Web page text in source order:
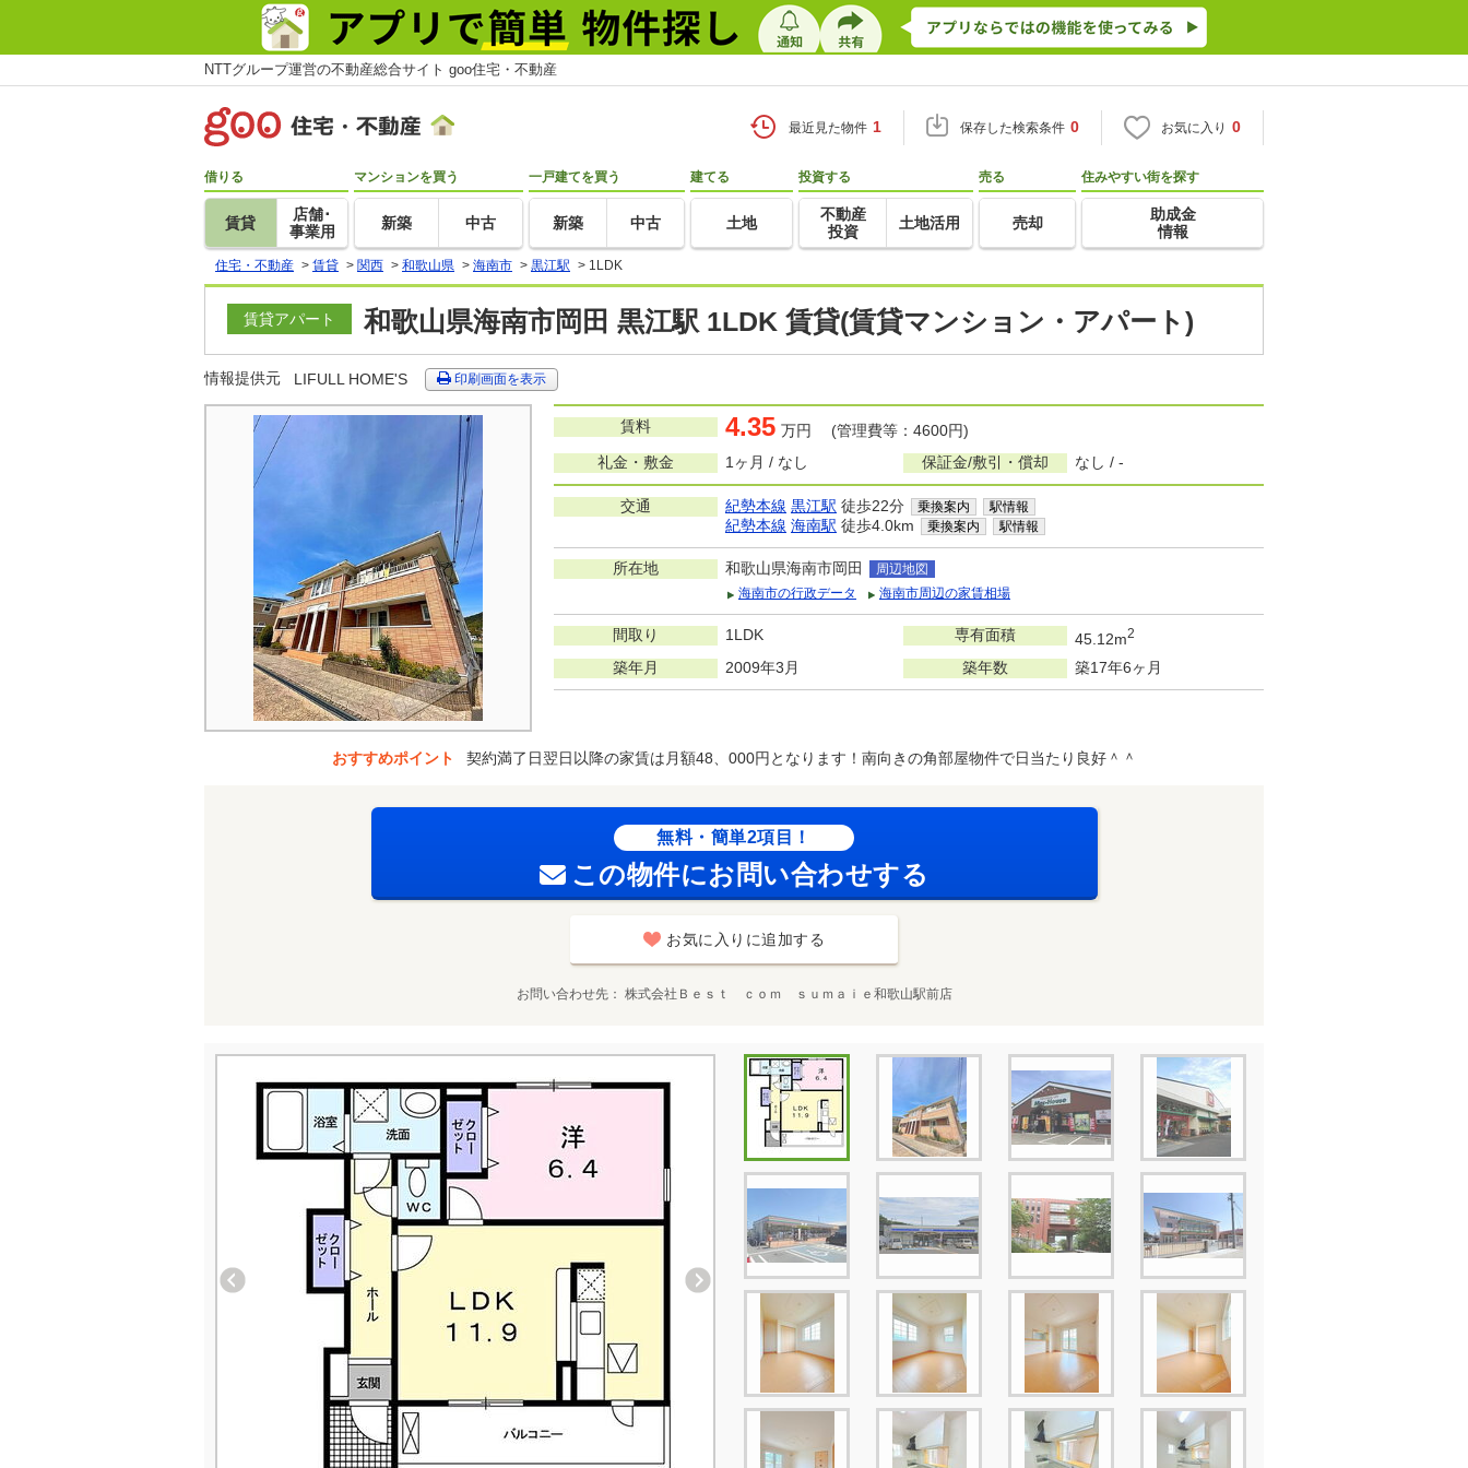
NTTグループ運営の不動産総合サイト goo住宅・不動産
最近見た物件 1 保存した検索条件 0 お気に入り 0
借りる
賃貸
店舗･
事業用
マンションを買う
新築 中古
一戸建てを買う
新築 中古
建てる
土地
投資する
不動産
投資
土地活用
売る
売却
住みやすい街を探す
助成金
情報
住宅・不動産 > 賃貸 > 関西 > 和歌山県 > 海南市 > 黒江駅 > 1LDK
賃貸アパート 和歌山県海南市岡田 黒江駅 1LDK 賃貸(賃貸マンション・アパート)
情報提供元 LIFULL HOME'S 印刷画面を表示
賃料 4.35 万円 (管理費等：4600円)
礼金・敷金
1ヶ月 / なし 保証金/敷引・償却 なし / -
交通 紀勢本線 黒江駅 徒歩22分 乗換案内 駅情報
紀勢本線 海南駅 徒歩4.0km 乗換案内 駅情報
所在地 和歌山県海南市岡田
周辺地図
海南市の行政データ
海南市周辺の家賃相場
間取り 1LDK 専有面積 45.12m2
築年月 2009年3月 築年数 築17年6ヶ月
おすすめポイント 契約満了日翌日以降の家賃は月額48、000円となります！南向きの角部屋物件で日当たり良好＾＾
無料・簡単2項目！
この物件にお問い合わせする
お気に入りに追加する
お問い合わせ先 株式会社Ｂｅｓｔ ｃｏｍ ｓｕｍａｉｅ和歌山駅前店